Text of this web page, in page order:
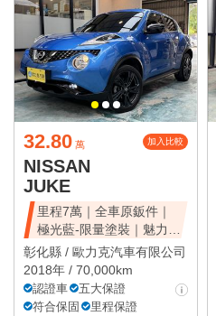
32.80 萬 加入比較
NISSAN
JUKE
里程7萬｜全車原鈑件｜
極光藍-限量塗裝｜魅力豪
華版
彰化縣 / 歐力克汽車有限公司
2018年 / 70,000km
認證車
五大保證
符合保固
里程保證